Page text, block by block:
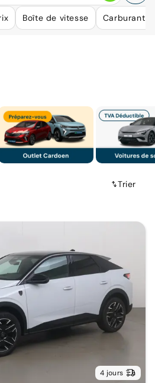
voitures qui pourraient répondre
vos besoins.
Boîte de vitesse Carburant
Trier
4 jours